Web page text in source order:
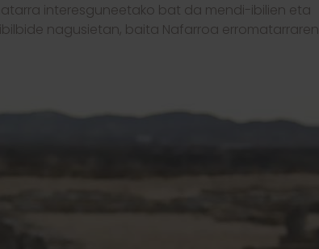
interesguneetako bat da mendi-ibilien eta
nagusietan, baita Nafarroa erromatarraren